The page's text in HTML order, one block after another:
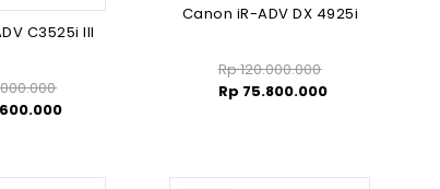
C3525i III
Canon iR-ADV DX 4925i
Rp120.000.000
Rp 75.800.000